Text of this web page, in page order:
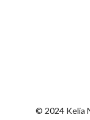
© 2024 Kelia